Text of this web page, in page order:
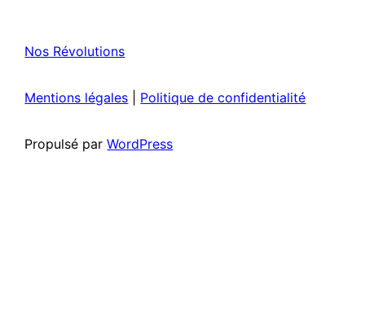
Nos Révolutions
Mentions légales Politique de confidentialité
Propulsé parWordPress